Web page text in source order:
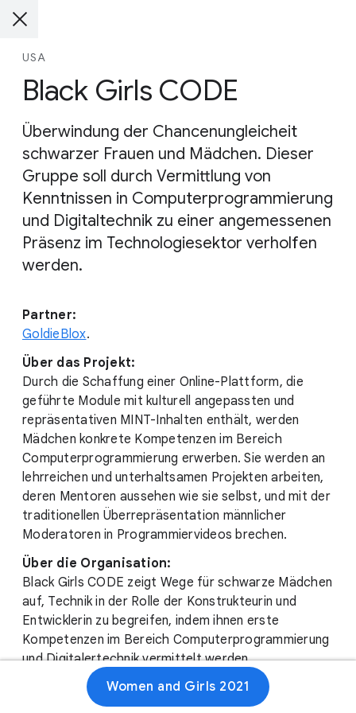
USA
Black Girls CODE
Überwindung der Chancenungleicheit
schwarzer Frauen und Mädchen. Dieser
Gruppe soll durch Vermittlung von
Kenntnissen in Computerprogrammierung
und Digitaltechnik zu einer angemessenen
Präsenz im Technologiesektor verholfen
werden.
Partner:
GoldieBlox.
Über das Projekt:
Durch die Schaffung einer Online-Plattform, die
geführte Module mit kulturell angepassten und
repräsentativen MINT-Inhalten enthält, werden
Mädchen konkrete Kompetenzen im Bereich
Computerprogrammierung erwerben. Sie werden an
lehrreichen und unterhaltsamen Projekten arbeiten,
deren Mentoren aussehen wie sie selbst, und mit der
traditionellen Überrepräsentation männlicher
Moderatoren in Programmiervideos brechen.
Über die Organisation:
Black Girls CODE zeigt Wege für schwarze Mädchen
auf, Technik in der Rolle der Konstrukteurin und
Entwicklerin zu begreifen, indem ihnen erste
Kompetenzen im Bereich Computerprogrammierung
und Digitalertechnik vermittelt werden.
GoldieBlox ist ein Multimedia-Unternehmen der
nächsten Generation für Kinder und Familien, das
Women and Girls 2021